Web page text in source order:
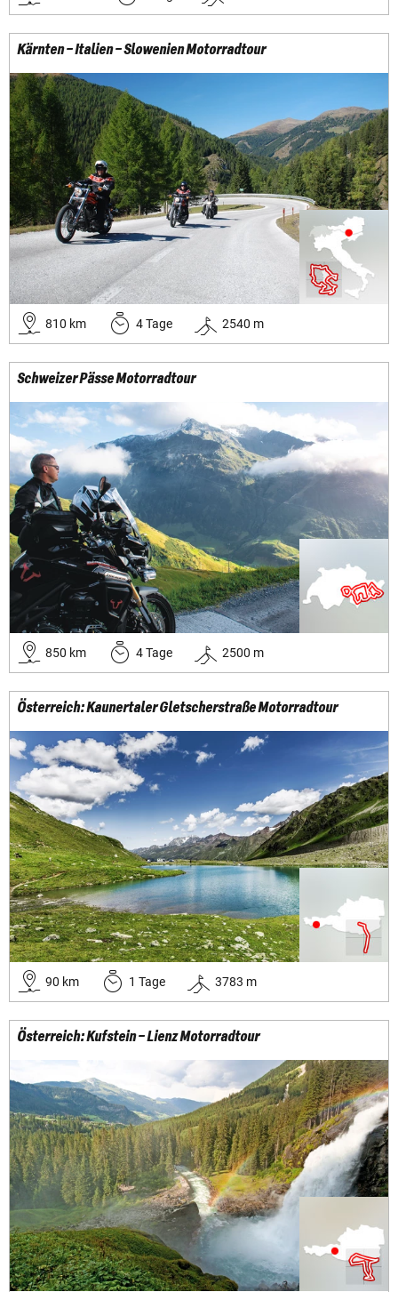
Kärnten – Italien – Slowenien Motorradtour
810 km 4Tage 2540 m
Schweizer Pässe Motorradtour
850 km 4Tage 2500 m
Österreich: Kaunertaler Gletscherstraße Motorradtour
90 km 1 Tage 3783 m
Österreich: Kufstein – Lienz Motorradtour